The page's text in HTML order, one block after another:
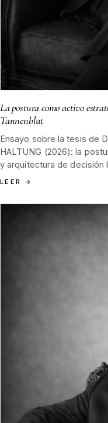
La postura como activo
Tannenblut
Ensayo sobre la tesis de
HALTUNG (2026): la
y arquitectura de decisión
Tannenblut, a la tradición
confianza
LEER →